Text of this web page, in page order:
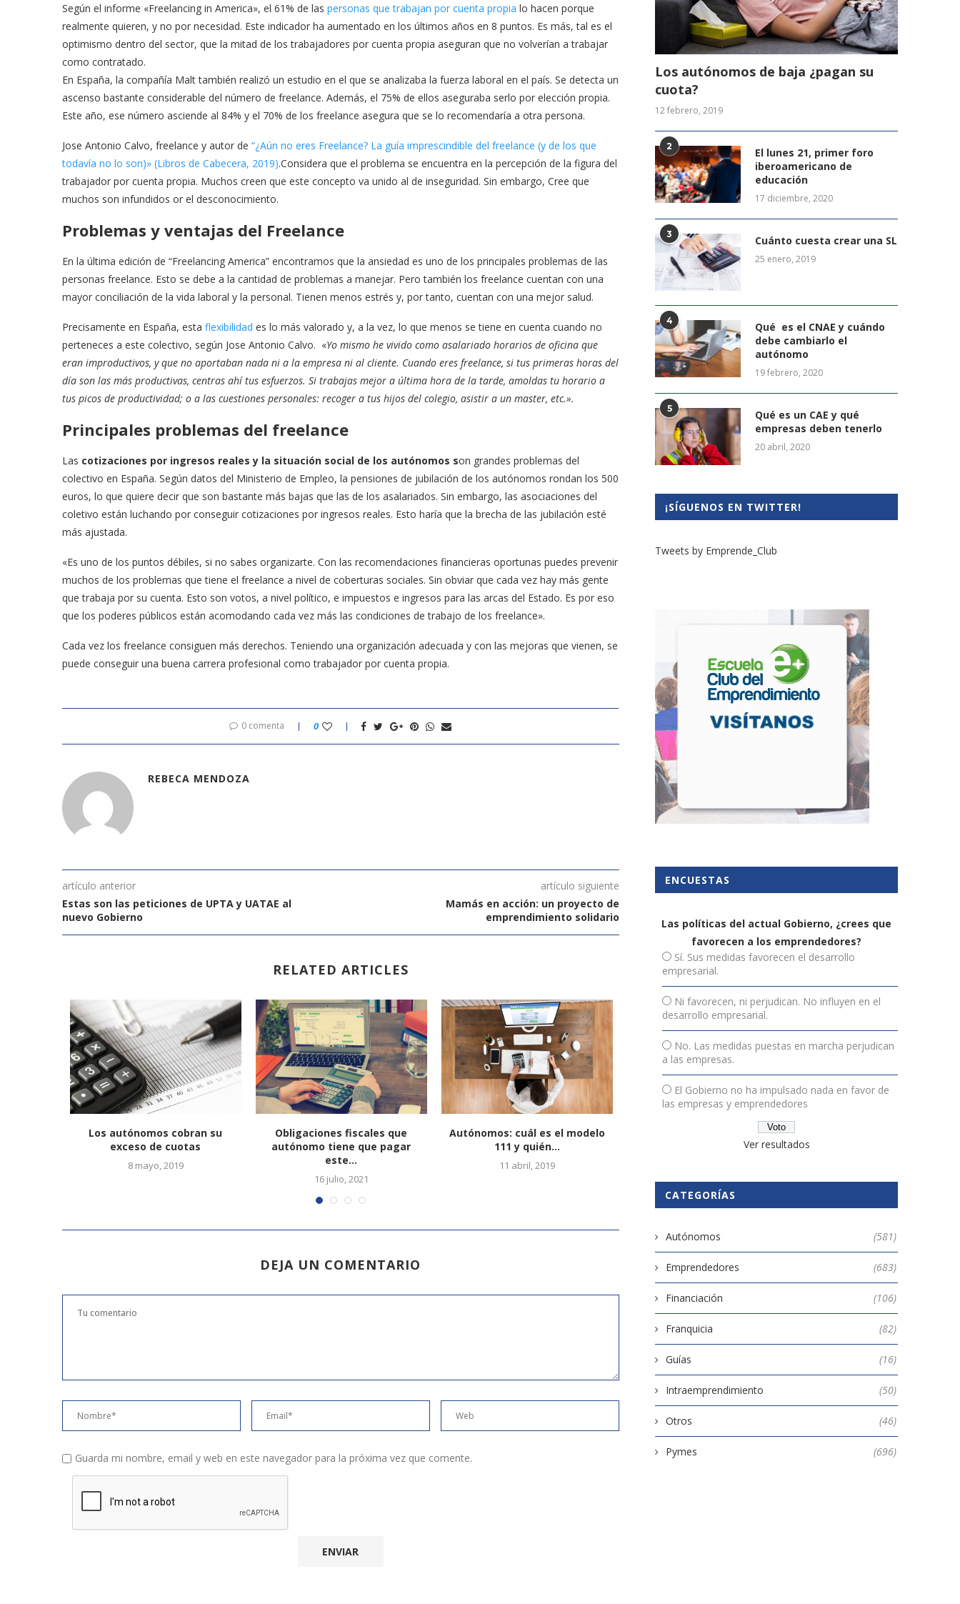
Según el informe «Freelancing in America», el 61% de las personas que trabajan por cuenta propia lo hacen porque
realmente quieren, y no por necesidad. Este indicador ha aumentado en los últimos años en 8 puntos. Es más, tal es el
optimismo dentro del sector, que la mitad de los trabajadores por cuenta propia aseguran que no volverían a trabajar
como contratado.
En España, la compañía Malt también realizó un estudio en el que se analizaba la fuerza laboral en el país. Se detecta un
ascenso bastante considerable del número de freelance. Además, el 75% de ellos aseguraba serlo por elección propia.
Este año, ese número asciende al 84% y el 70% de los freelance asegura que se lo recomendaría a otra persona.
Jose Antonio Calvo, freelance y autor de “¿Aún no eres Freelance? La guía imprescindible del freelance (y de los que
todavía no lo son)» (Libros de Cabecera, 2019).Considera que el problema se encuentra en la percepción de la figura del
trabajador por cuenta propia. Muchos creen que este concepto va unido al de inseguridad. Sin embargo, Cree que
muchos son infundidos or el desconocimiento.
Problemas y ventajas del Freelance
En la última edición de “Freelancing America” encontramos que la ansiedad es uno de los principales problemas de las
personas freelance. Esto se debe a la cantidad de problemas a manejar. Pero también los freelance cuentan con una
mayor conciliación de la vida laboral y la personal. Tienen menos estrés y, por tanto, cuentan con una mejor salud.
Precisamente en España, esta flexibilidad es lo más valorado y, a la vez, lo que menos se tiene en cuenta cuando no
perteneces a este colectivo, según Jose Antonio Calvo. «Yo mismo he vivido como asalariado horarios de oficina que
eran improductivos, y que no aportaban nada ni a la empresa ni al cliente. Cuando eres freelance, si tus primeras horas del
día son las más productivas, centras ahí tus esfuerzos. Si trabajas mejor a última hora de la tarde, amoldas tu horario a
tus picos de productividad; o a las cuestiones personales: recoger a tus hijos del colegio, asistir a un master, etc.».
Principales problemas del freelance
Las cotizaciones por ingresos reales y la situación social de los autónomos son grandes problemas del
colectivo en España. Según datos del Ministerio de Empleo, la pensiones de jubilación de los autónomos rondan los 500
euros, lo que quiere decir que son bastante más bajas que las de los asalariados. Sin embargo, las asociaciones del
coletivo están luchando por conseguir cotizaciones por ingresos reales. Esto haría que la brecha de las jubilación esté
más ajustada.
«Es uno de los puntos débiles, si no sabes organizarte. Con las recomendaciones financieras oportunas puedes prevenir
muchos de los problemas que tiene el freelance a nivel de coberturas sociales. Sin obviar que cada vez hay más gente
que trabaja por su cuenta. Esto son votos, a nivel político, e impuestos e ingresos para las arcas del Estado. Es por eso
que los poderes públicos están acomodando cada vez más las condiciones de trabajo de los freelance».
Cada vez los freelance consiguen más derechos. Teniendo una organización adecuada y con las mejoras que vienen, se
puede conseguir una buena carrera profesional como trabajador por cuenta propia.
0 comenta 0
REBECA MENDOZA
artículo anterior
Estas son las peticiones de UPTA y UATAE al
nuevo Gobierno
artículo siguiente
Mamás en acción: un proyecto de
emprendimiento solidario
RELATED ARTICLES
Los autónomos cobran su
exceso de cuotas
8 mayo, 2019
Obligaciones fiscales que
autónomo tiene que pagar
este...
16 julio, 2021
Autónomos: cuál es el modelo
111 y quién...
11 abril, 2019
La importancia de la gestión
financiera en autónomos
DEJA UN COMENTARIO
Guarda mi nombre, email y web en este navegador para la próxima vez que comente.
Los autónomos de baja ¿pagan su
cuota?
12 febrero, 2019
2
El lunes 21, primer foro
iberoamericano de
educación
17 diciembre, 2020
3 Cuánto cuesta crear una SL
25 enero, 2019
4
Qué es el CNAE y cuándo
debe cambiarlo el
autónomo
19 febrero, 2020
5
Qué es un CAE y qué
empresas deben tenerlo
20 abril, 2020
¡SÍGUENOS EN TWITTER!
Tweets by Emprende_Club
ENCUESTAS
Las políticas del actual Gobierno, ¿crees que
favorecen a los emprendedores?
Sí. Sus medidas favorecen el desarrollo
empresarial.
Ni favorecen, ni perjudican. No influyen en el
desarrollo empresarial.
No. Las medidas puestas en marcha perjudican
a las empresas.
El Gobierno no ha impulsado nada en favor de
las empresas y emprendedores
Ver resultados
CATEGORÍAS
Autónomos (581)
Emprendedores (683)
Financiación (106)
Franquicia (82)
Guías (16)
Intraemprendimiento (50)
Otros (46)
Pymes (696)